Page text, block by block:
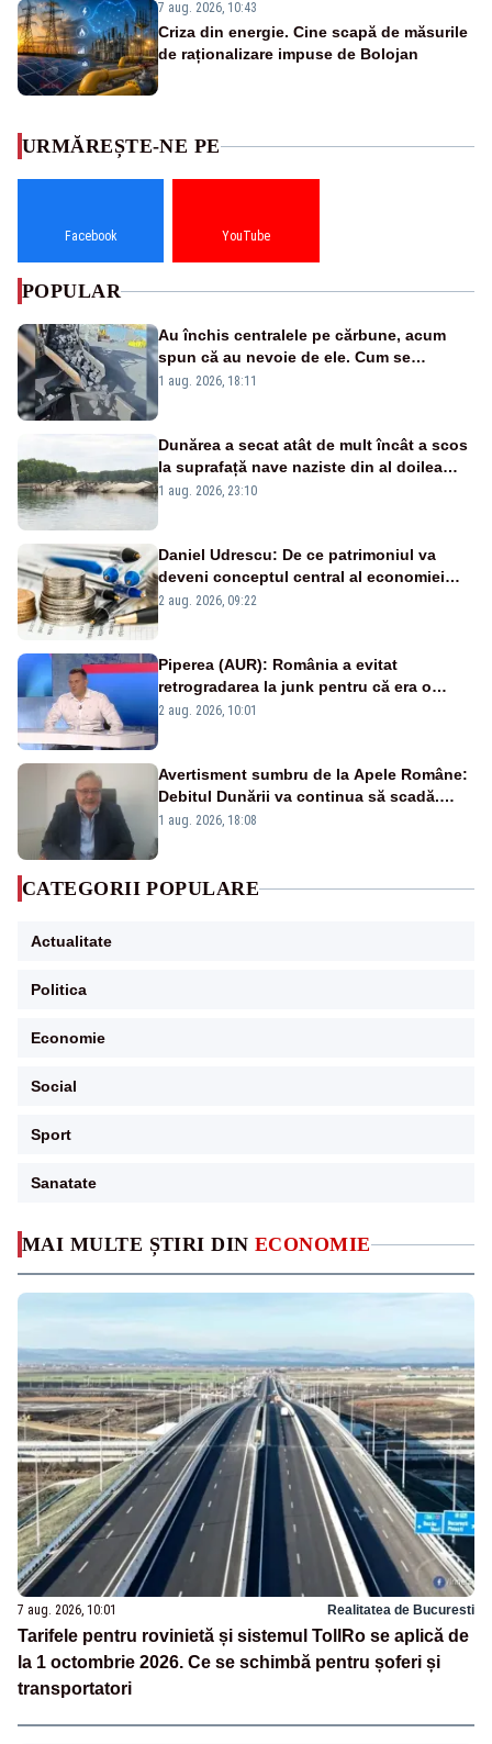
7 aug. 2026, 10:43
Criza din energie. Cine scapă de măsurile
de raționalizare impuse de Bolojan
MAI MULTE ȘTIRI DIN ECONOMIE
7 aug. 2026, 10:01 Realitatea de Bucuresti
Tarifele pentru rovinietă și sistemul TollRo se aplică de
la 1 octombrie 2026. Ce se schimbă pentru șoferi și
transportatori
URMĂREȘTE-NE PE
Facebook YouTube
POPULAR
Au închis centralele pe cărbune, acum
spun că au nevoie de ele. Cum se
pasează vina în plină criză energetică
1 aug. 2026, 18:11
Dunărea a secat atât de mult încât a scos
la suprafață nave naziste din al doilea
război mondial
1 aug. 2026, 23:10
Daniel Udrescu: De ce patrimoniul va
deveni conceptul central al economiei
viitoare?
2 aug. 2026, 09:22
Piperea (AUR): România a evitat
retrogradarea la junk pentru că era o
catastrofă pentru bănci și fondurile de
2 aug. 2026, 10:01
Avertisment sumbru de la Apele Române:
Debitul Dunării va continua să scadă.
Cernavodă s-ar putea închide în 4 zile
1 aug. 2026, 18:08
CATEGORII POPULARE
Actualitate
Politica
Economie
Social
Sport
Sanatate